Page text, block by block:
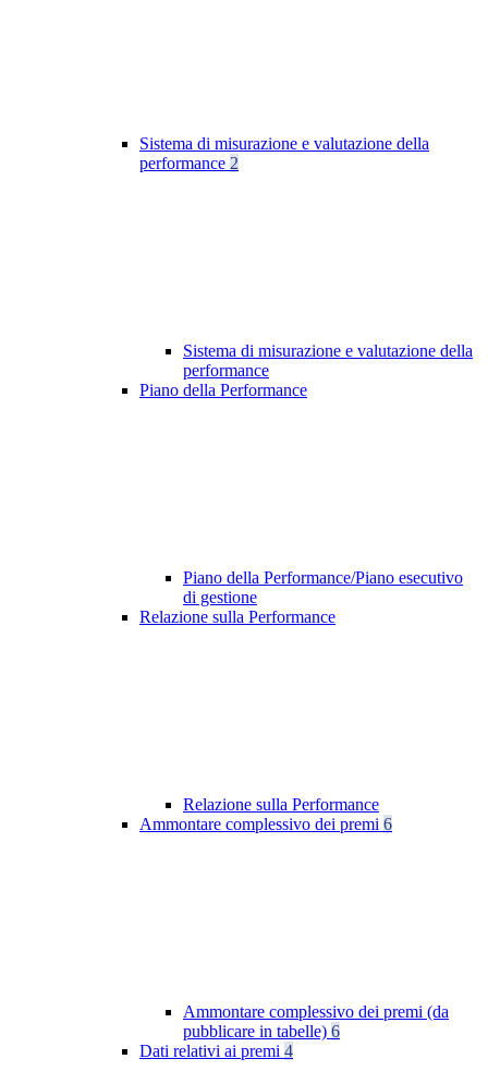
Sistema di misurazione e valutazione della
performance 2
Sistema di misurazione e valutazione della
performance
Piano della Performance
Piano della Performance/Piano esecutivo
di gestione
Relazione sulla Performance
Relazione sulla Performance
Ammontare complessivo dei premi 6
Ammontare complessivo dei premi (da
pubblicare in tabelle) 6
Dati relativi ai premi 4